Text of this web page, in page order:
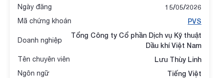
Ngày đăng 15/05/2026
Mã chứng khoán PVS
Doanh nghiệp
Tổng Công ty Cổ phần Dịch vụ Kỹ thuật
Dầu khí Việt Nam
Tên chuyên viên Lưu Thùy Linh
Ngôn ngữ Tiếng Việt